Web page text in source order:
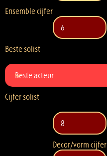
Ensemble cijfer
Beste solist
Cijfer solist
Decor/vorm cijfer